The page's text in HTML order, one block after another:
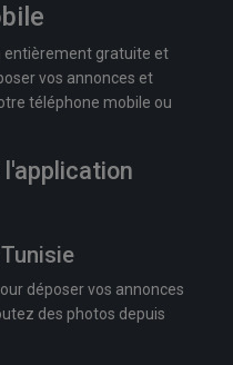
entièrement gratuite et
vos annonces et
téléphone mobile ou
déposer vos annonces
des photos depuis